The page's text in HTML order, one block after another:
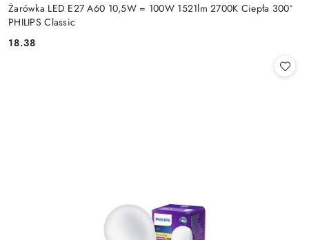
Żarówka LED E27 A60 10,5W = 100W 1521lm 2700K Ciepła 300°
PHILIPS Classic
Cena:
18.38